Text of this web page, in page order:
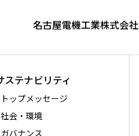
名古屋電機工業株式会社
ステナビリティ
トップメッセージ
社会・環境
ガバナンス